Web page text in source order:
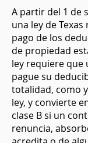
A partir del 1 de
una ley de
pago de los
de propiedad
ley requiere
pague su
totalidad, como
ley, y convierte
clase B si un
renuncia,